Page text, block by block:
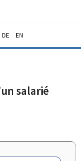
English
salarié